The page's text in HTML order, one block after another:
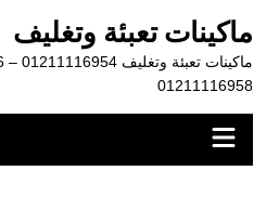
المحتوى
ماكينات تعبئة وتغليف
01211116958